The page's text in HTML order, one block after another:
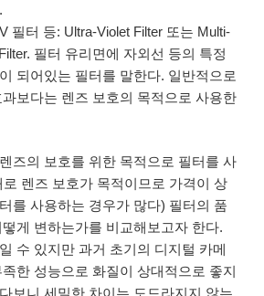
필터 등: Ultra-Violet Filter 또는 Multi-
필터 유리면에 자외선 등의 특정
되어있는 필터를 말한다. 일반적으로
보다는 렌즈 보호의 목적으로 사용한
즈의 보호를 위한 목적으로 필터를 사
렌즈 보호가 목적이므로 가격이 상
를 사용하는 경우가 많다) 필터의 품
게 변하는가를 비교해보고자 한다.
수 있지만 과거 초기의 디지털 카메
한 성능으로 화질이 상대적으로 좋지